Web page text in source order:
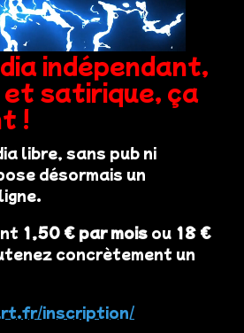
indépendant,
satirique, ça
!
libre, sans pub ni
désormais un
1,50 € par mois ou 18 €
concrètement un
inscription/